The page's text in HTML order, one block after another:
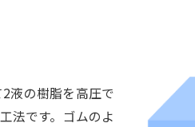
液の樹脂を高圧で
法です。ゴムのよ